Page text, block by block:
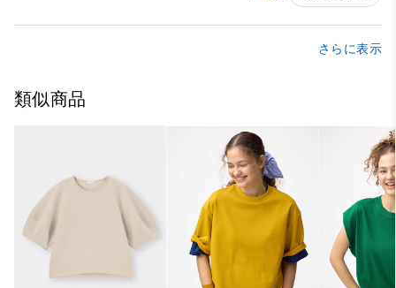
さらに表示
類似商品